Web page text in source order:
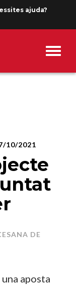
ajuda?
10/2021
DE
aposta